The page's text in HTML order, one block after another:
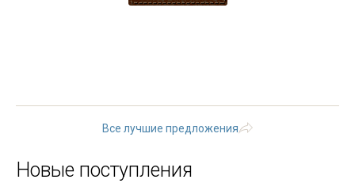
Все лучшие предложения
Новые поступления